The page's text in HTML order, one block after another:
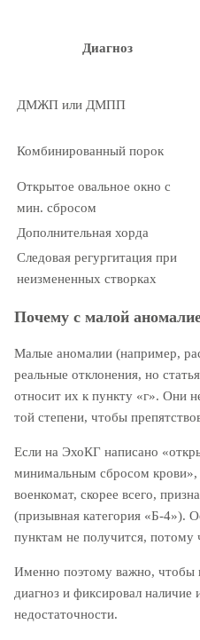
Диагноз
ДМЖП или ДМПП
Комбинированный порок
Открытое овальное окно с
мин. сбросом
Дополнительная хорда
Следовая регургитация при
неизмененных створках
Почему с малой
Малые аномалии (например,
реальные отклонения, но
относит их к пункту «г». Они
той степени, чтобы
Если на ЭхоКГ написано
минимальным сбросом
военкомат, скорее всего,
(призывная категория «Б-4»).
пунктам не получится, потому
Именно поэтому важно, чтобы
диагноз и фиксировал наличие
недостаточности.